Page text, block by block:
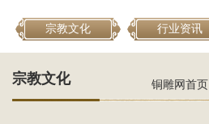
宗教文化 行业资讯
宗教文化 铜雕网首页